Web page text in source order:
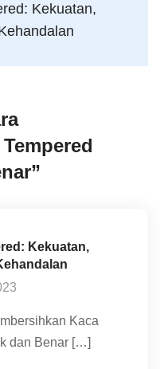
Kekuatan,
”
Kekuatan,
Kaca
dan Benar […]